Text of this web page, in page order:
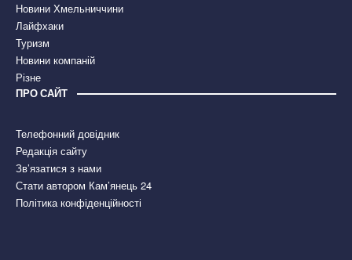
Новини Хмельниччини
Лайфхаки
Туризм
Новини компаній
Різне
ПРО САЙТ
Телефонний довідник
Редакція сайту
Зв’язатися з нами
Стати автором Кам’янець 24
Політика конфіденційності